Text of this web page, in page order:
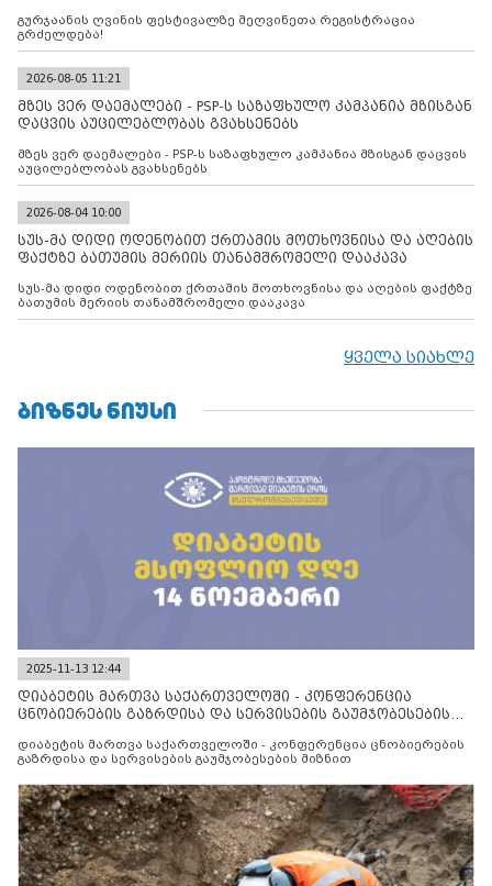
გურჯაანის ღვინის ფესტივალზე მეღვინეთა რეგისტრაცია
გრძელდება!
2026-08-05 11:21
მზეს ვერ დაემალები - PSP-ს საზაფხულო კამპანია მზისგან
დაცვის აუცილებლობას გვახსენებს
მზეს ვერ დაემალები - PSP-ს საზაფხულო კამპანია მზისგან დაცვის
აუცილებლობას გვახსენებს
2026-08-04 10:00
სუს-მა დიდი ოდენობით ქრთამის მოთხოვნისა და აღების
ფაქტზე ბათუმის მერიის თანამშრომელი დააკავა
სუს-მა დიდი ოდენობით ქრთამის მოთხოვნისა და აღების ფაქტზე
ბათუმის მერიის თანამშრომელი დააკავა
ყველა სიახლე
ᲑᲘᲖᲜᲔᲡ ᲜᲘᲣᲡᲘ
2025-11-13 12:44
დიაბეტის მართვა საქართველოში - კონფერენცია
ცნობიერების გაზრდისა და სერვისების გაუმჯობესების
დიაბეტის მართვა საქართველოში - კონფერენცია ცნობიერების
გაზრდისა და სერვისების გაუმჯობესების მიზნით